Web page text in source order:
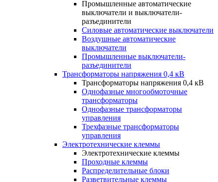
Промышленные автоматические
выключатели и выключатели-
разъединители
Силовые автоматические выключатели
Воздушные автоматические
выключатели
Промышленные выключатели-
разъединители
Трансформаторы напряжения 0,4 кВ
Трансформаторы напряжения 0,4 кВ
Однофазные многообмоточные
трансформаторы
Однофазные трансформаторы
управления
Трехфазные трансформаторы
управления
Электротехнические клеммы
Электротехнические клеммы
Проходные клеммы
Распределительные блоки
Разветвительные клеммы